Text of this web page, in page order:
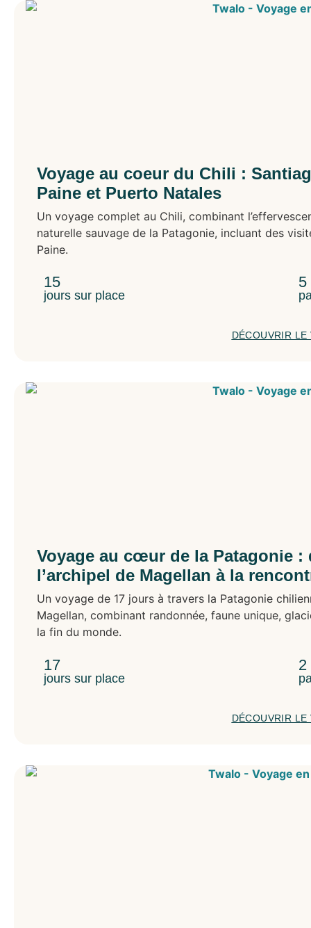
Voyage au coeur du Chili :
Paine et Puerto Natales
Un voyage complet au Chili, combinant
naturelle sauvage de la Patagonie, incluant des
Paine.
15
jours sur place
DÉCOUVRIR LE
Voyage au cœur de la Patagonie :
l’archipel de Magellan à la
Un voyage de 17 jours à travers la Patagonie
Magellan, combinant randonnée, faune unique,
la fin du monde.
17
jours sur place
DÉCOUVRIR LE